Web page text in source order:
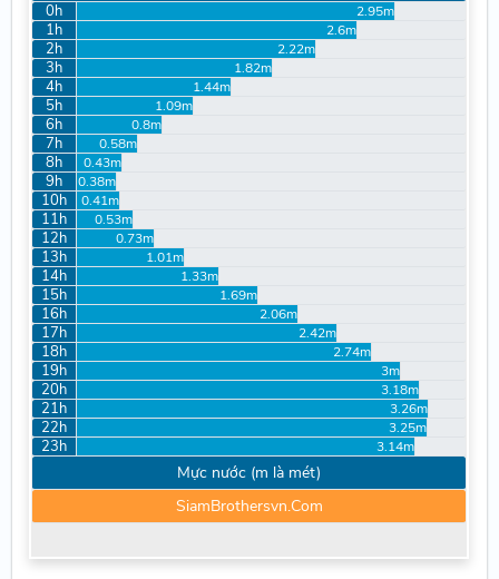
0h 2.95m
1h 2.6m
2h 2.22m
3h 1.82m
4h 1.44m
5h 1.09m
6h 0.8m
7h 0.58m
8h 0.43m
9h 0.38m
10h 0.41m
11h 0.53m
12h 0.73m
13h 1.01m
14h 1.33m
15h 1.69m
16h 2.06m
17h 2.42m
18h 2.74m
19h 3m
20h 3.18m
21h 3.26m
22h 3.25m
23h 3.14m
Mực nước (m là mét)
SiamBrothersvn.Com